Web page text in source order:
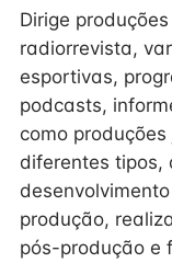
Dirige
radiorrevista,
esportivas,
podcasts,
como
diferentes tipos,
produção,
pós-produção e